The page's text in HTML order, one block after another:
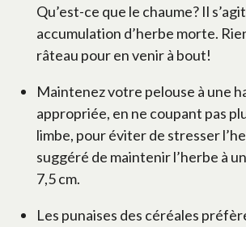
Qu’est-ce que le chaume? Il
accumulation d’herbe morte.
râteau pour en venir à bout!
Maintenez votre pelouse à une
appropriée, en ne coupant pas
limbe, pour éviter de stresser
suggéré de maintenir l’herbe à
7,5 cm.
Les punaises des céréales